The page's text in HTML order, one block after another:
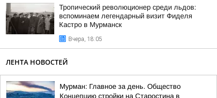
Тропический революционер среди льдов:
вспоминаем легендарный визит Фиделя
Кастро в Мурманск
Вчера, 18:05
ЛЕНТА НОВОСТЕЙ
Мурман: Главное за день. Общество
Концепцию стройки на Старостина в